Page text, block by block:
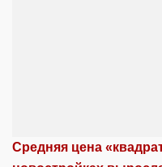
Средняя цена